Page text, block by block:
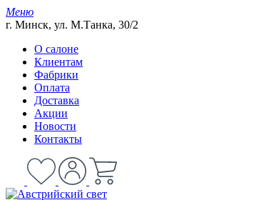
Меню
г. Минск, ул. М.Танка, 30/2
О салоне
Клиентам
Фабрики
Оплата
Доставка
Акции
Новости
Контакты